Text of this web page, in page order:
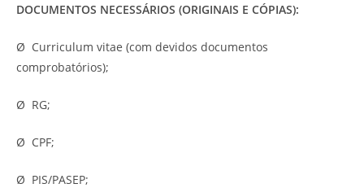
DOCUMENTOS NECESSÁRIOS (ORIGINAIS E CÓPIAS):
Ø Curriculum vitae (com devidos documentos
comprobatórios);
Ø RG;
Ø CPF;
Ø PIS/PASEP;